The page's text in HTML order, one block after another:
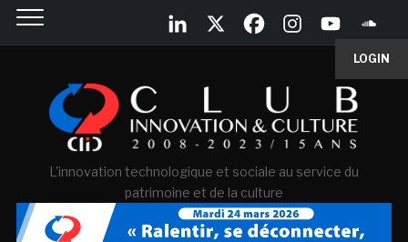
LOGIN
L'innovation technologique et sociale au service du
patrimoine et de la culture